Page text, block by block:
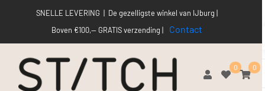
SNELLE LEVERING | De gezelligste winkel van IJburg |
Boven €100,-- GRATIS verzending |
Contact
0 0